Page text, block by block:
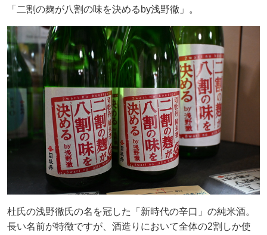
「二割の麹が八割の味を決めるby浅野徹」。
杜氏の浅野徹氏の名を冠した「新時代の辛口」の純米酒。
長い名前が特徴ですが、酒造りにおいて全体の2割しか使